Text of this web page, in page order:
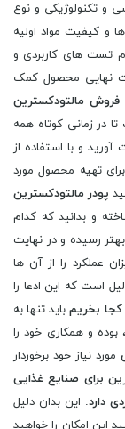
و تکنولوژیکی و نوع
و کیفیت مواد اولیه
تست های کاربردی و
نهایی محصول کمک
مالتودکسترین
در زمانی کوتاه همه
و با استفاده از
تهیه محصول مورد
پودر مالتودکسترین
و بدانید که کدام
رسیده و در نهایت
عملکرد را از آن ها
است که این ادعا را
کجا بخریمباید تنها به
و همکاری خود را
مورد نیاز خود برخوردار
برای صنایع غذایی
دارد. این بدان دلیل
این امکان را خواهید